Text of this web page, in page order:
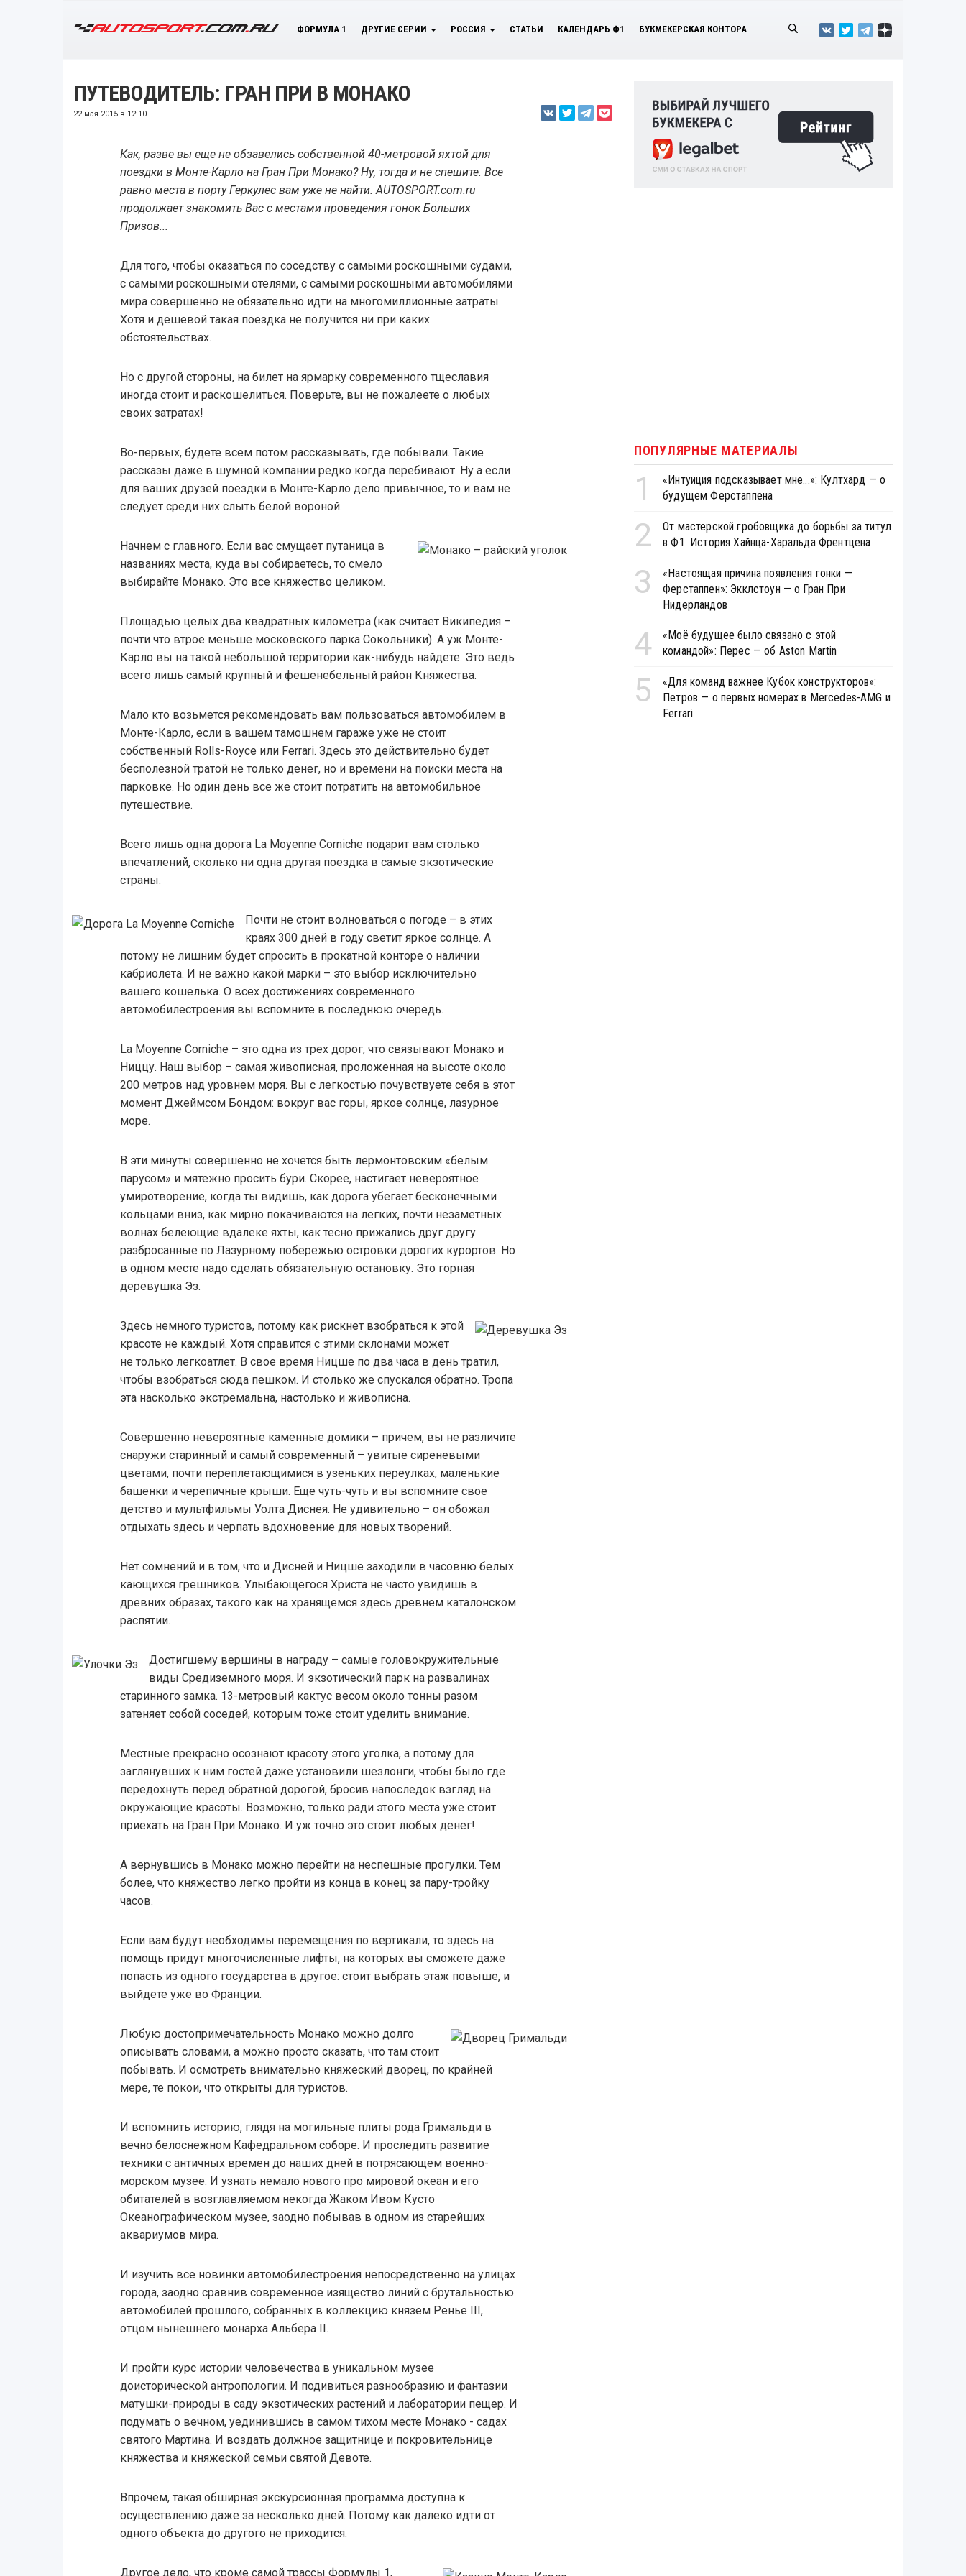
ФОРМУЛА 1 ДРУГИЕ СЕРИИ РОССИЯ СТАТЬИ КАЛЕНДАРЬ Ф1 БУКМЕКЕРСКАЯ КОНТОРА
ПУТЕВОДИТЕЛЬ: ГРАН ПРИ В МОНАКО
22 мая 2015 в 12:10
Как, разве вы еще не обзавелись собственной 40-метровой яхтой для
поездки в Монте-Карло на Гран При Монако? Ну, тогда и не спешите. Все
равно места в порту Геркулес вам уже не найти. AUTOSPORT.com.ru
продолжает знакомить Вас с местами проведения гонок Больших
Призов...
Для того, чтобы оказаться по соседству с самыми роскошными судами,
с самыми роскошными отелями, с самыми роскошными автомобилями
мира совершенно не обязательно идти на многомиллионные затраты.
Хотя и дешевой такая поездка не получится ни при каких
обстоятельствах.
Но с другой стороны, на билет на ярмарку современного тщеславия
иногда стоит и раскошелиться. Поверьте, вы не пожалеете о любых
своих затратах!
Во-первых, будете всем потом рассказывать, где побывали. Такие
рассказы даже в шумной компании редко когда перебивают. Ну а если
для ваших друзей поездки в Монте-Карло дело привычное, то и вам не
следует среди них слыть белой вороной.
Начнем с главного. Если вас смущает путаница в
названиях места, куда вы собираетесь, то смело
выбирайте Монако. Это все княжество целиком.
Площадью целых два квадратных километра (как считает Википедия –
почти что втрое меньше московского парка Сокольники). А уж Монте-
Карло вы на такой небольшой территории как-нибудь найдете. Это ведь
всего лишь самый крупный и фешенебельный район Княжества.
Мало кто возьмется рекомендовать вам пользоваться автомобилем в
Монте-Карло, если в вашем тамошнем гараже уже не стоит
собственный Rolls-Royce или Ferrari. Здесь это действительно будет
бесполезной тратой не только денег, но и времени на поиски места на
парковке. Но один день все же стоит потратить на автомобильное
путешествие.
Всего лишь одна дорога La Moyenne Corniche подарит вам столько
впечатлений, сколько ни одна другая поездка в самые экзотические
страны.
Почти не стоит волноваться о погоде – в этих
краях 300 дней в году светит яркое солнце. А
потому не лишним будет спросить в прокатной конторе о наличии
кабриолета. И не важно какой марки – это выбор исключительно
вашего кошелька. О всех достижениях современного
автомобилестроения вы вспомните в последнюю очередь.
La Moyenne Corniche – это одна из трех дорог, что связывают Монако и
Ниццу. Наш выбор – самая живописная, проложенная на высоте около
200 метров над уровнем моря. Вы с легкостью почувствуете себя в этот
момент Джеймсом Бондом: вокруг вас горы, яркое солнце, лазурное
море.
В эти минуты совершенно не хочется быть лермонтовским «белым
парусом» и мятежно просить бури. Скорее, настигает невероятное
умиротворение, когда ты видишь, как дорога убегает бесконечными
кольцами вниз, как мирно покачиваются на легких, почти незаметных
волнах белеющие вдалеке яхты, как тесно прижались друг другу
разбросанные по Лазурному побережью островки дорогих курортов. Но
в одном месте надо сделать обязательную остановку. Это горная
деревушка Эз.
Здесь немного туристов, потому как рискнет взобраться к этой
красоте не каждый. Хотя справится с этими склонами может
не только легкоатлет. В свое время Ницше по два часа в день тратил,
чтобы взобраться сюда пешком. И столько же спускался обратно. Тропа
эта насколько экстремальна, настолько и живописна.
Совершенно невероятные каменные домики – причем, вы не различите
снаружи старинный и самый современный – увитые сиреневыми
цветами, почти переплетающимися в узеньких переулках, маленькие
башенки и черепичные крыши. Еще чуть-чуть и вы вспомните свое
детство и мультфильмы Уолта Диснея. Не удивительно – он обожал
отдыхать здесь и черпать вдохновение для новых творений.
Нет сомнений и в том, что и Дисней и Ницше заходили в часовню белых
кающихся грешников. Улыбающегося Христа не часто увидишь в
древних образах, такого как на хранящемся здесь древнем каталонском
распятии.
Достигшему вершины в награду – самые головокружительные
виды Средиземного моря. И экзотический парк на развалинах
старинного замка. 13-метровый кактус весом около тонны разом
затеняет собой соседей, которым тоже стоит уделить внимание.
Местные прекрасно осознают красоту этого уголка, а потому для
заглянувших к ним гостей даже установили шезлонги, чтобы было где
передохнуть перед обратной дорогой, бросив напоследок взгляд на
окружающие красоты. Возможно, только ради этого места уже стоит
приехать на Гран При Монако. И уж точно это стоит любых денег!
А вернувшись в Монако можно перейти на неспешные прогулки. Тем
более, что княжество легко пройти из конца в конец за пару-тройку
часов.
Если вам будут необходимы перемещения по вертикали, то здесь на
помощь придут многочисленные лифты, на которых вы сможете даже
попасть из одного государства в другое: стоит выбрать этаж повыше, и
выйдете уже во Франции.
Любую достопримечательность Монако можно долго
описывать словами, а можно просто сказать, что там стоит
побывать. И осмотреть внимательно княжеский дворец, по крайней
мере, те покои, что открыты для туристов.
И вспомнить историю, глядя на могильные плиты рода Гримальди в
вечно белоснежном Кафедральном соборе. И проследить развитие
техники с античных времен до наших дней в потрясающем военно-
морском музее. И узнать немало нового про мировой океан и его
обитателей в возглавляемом некогда Жаком Ивом Кусто
Океанографическом музее, заодно побывав в одном из старейших
аквариумов мира.
И изучить все новинки автомобилестроения непосредственно на улицах
города, заодно сравнив современное изящество линий с брутальностью
автомобилей прошлого, собранных в коллекцию князем Ренье III,
отцом нынешнего монарха Альбера II.
И пройти курс истории человечества в уникальном музее
доисторической антропологии. И подивиться разнообразию и фантазии
матушки-природы в саду экзотических растений и лаборатории пещер. И
подумать о вечном, уединившись в самом тихом месте Монако - садах
святого Мартина. И воздать должное защитнице и покровительнице
княжества и княжеской семьи святой Девоте.
Впрочем, такая обширная экскурсионная программа доступна к
осуществлению даже за несколько дней. Потому как далеко идти от
одного объекта до другого не приходится.
Другое дело, что кроме самой трассы Формулы 1,
ПОПУЛЯРНЫЕ МАТЕРИАЛЫ
1
«Интуиция подсказывает мне...»: Култхард — о
будущем Ферстаппена
2
От мастерской гробовщика до борьбы за титул
в Ф1. История Хайнца-Харальда Френтцена
3
«Настоящая причина появления гонки —
Ферстаппен»: Экклстоун — о Гран При
Нидерландов
4
«Моё будущее было связано с этой
командой»: Перес — об Aston Martin
5
«Для команд важнее Кубок конструкторов»:
Петров — о первых номерах в Mercedes-AMG и
Ferrari